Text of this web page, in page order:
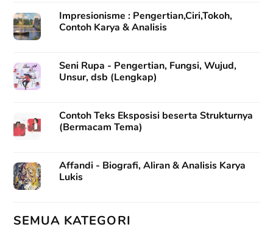
Impresionisme : Pengertian,Ciri,Tokoh,
Contoh Karya & Analisis
Seni Rupa - Pengertian, Fungsi, Wujud,
Unsur, dsb (Lengkap)
Contoh Teks Eksposisi beserta Strukturnya
(Bermacam Tema)
Affandi - Biografi, Aliran & Analisis Karya
Lukis
SEMUA KATEGORI